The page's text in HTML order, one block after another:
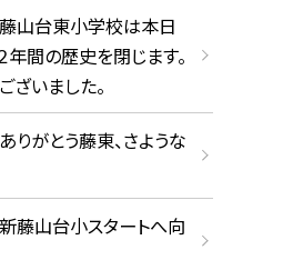
山台東小学校は本日
年間の歴史を閉じます。
ざいました。
りがとう藤東、さような
藤山台小スタートへ向